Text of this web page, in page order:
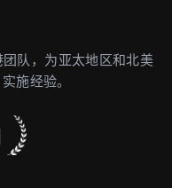
队，为亚太地区和北美
施经验。